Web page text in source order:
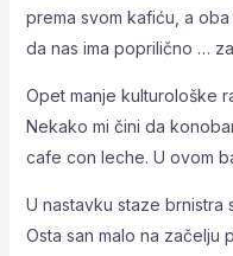
prema svom kafiću, a oba
da nas ima poprilično …
Opet manje kulturološke
Nekako mi čini da
cafe con leche. U ovom
U nastavku staze brnistra
Osta san malo na začelju